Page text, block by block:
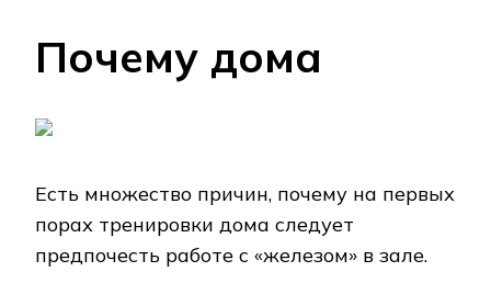
Почему дома
Есть множество причин, почему на первых
порах тренировки дома следует
предпочесть работе с «железом» в зале.